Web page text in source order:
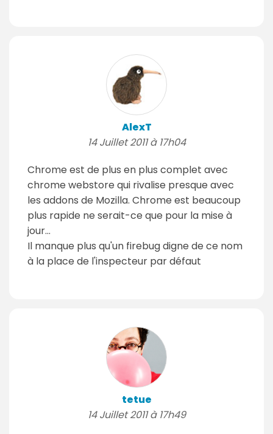
AlexT
14 Juillet 2011 à 17h04
Chrome est de plus en plus complet avec
chrome webstore qui rivalise presque avec
les addons de Mozilla. Chrome est beaucoup
plus rapide ne serait-ce que pour la mise à
jour...
Il manque plus qu'un firebug digne de ce nom
à la place de l'inspecteur par défaut
tetue
14 Juillet 2011 à 17h49